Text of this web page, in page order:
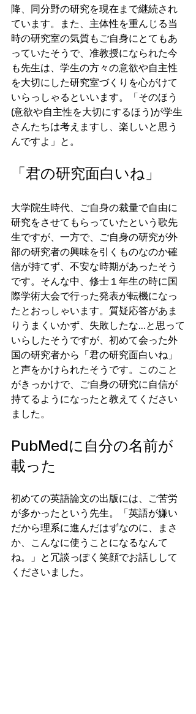
降、同分野の研究を現在まで継続され
ています。また、主体性を重んじる当
時の研究室の気質もご自身にとてもあ
っていたそうで、准教授になられた今
も先生は、学生の方々の意欲や自主性
を大切にした研究室づくりを心がけて
いらっしゃるといいます。「そのほう
(意欲や自主性を大切にするほう)が学生
さんたちは考えますし、楽しいと思う
んですよ」と。
「君の研究面白いね」
大学院生時代、ご自身の裁量で自由に
研究をさせてもらっていたという歌先
生ですが、一方で、ご自身の研究が外
部の研究者の興味を引くものなのか確
信が持てず、不安な時期があったそう
です。そんな中、修士１年生の時に国
際学術大会で行った発表が転機になっ
たとおっしゃいます。質疑応答があま
りうまくいかず、失敗したな…と思って
いらしたそうですが、初めて会った外
国の研究者から「君の研究面白いね」
と声をかけられたそうです。このこと
がきっかけで、ご自身の研究に自信が
持てるようになったと教えてください
ました。
PubMedに自分の名前が
載った
初めての英語論文の出版には、ご苦労
が多かったという先生。「英語が嫌い
だから理系に進んだはずなのに、まさ
か、こんなに使うことになるなんて
ね。」と冗談っぽく笑顔でお話しして
くださいました。